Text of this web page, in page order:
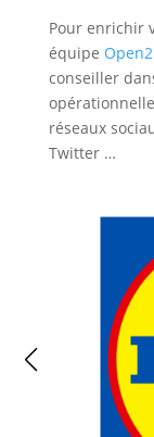
Pour enrichir
équipe
conseiller
réseaux
Twitter …